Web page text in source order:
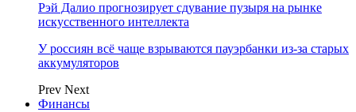
Рэй Далио прогнозирует сдувание пузыря на рынке
искусственного интеллекта
У россиян всё чаще взрываются пауэрбанки из-за старых
аккумуляторов
Prev Next
Финансы